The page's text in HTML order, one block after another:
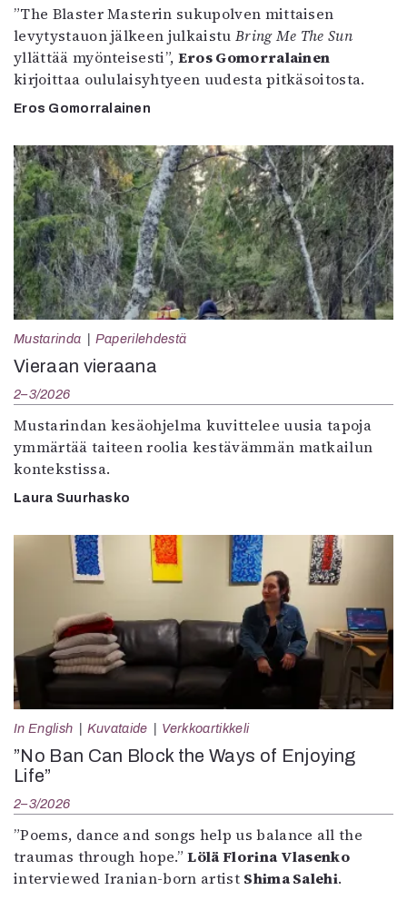
”The Blaster Masterin sukupolven mittaisen
levytystauon jälkeen julkaistu Bring Me The Sun
yllättää myönteisesti”, Eros Gomorralainen
kirjoittaa oululaisyhtyeen uudesta pitkäsoitosta.
Eros Gomorralainen
Mustarinda Paperilehdestä
Vieraan vieraana
2–3/2026
Mustarindan kesäohjelma kuvittelee uusia tapoja
ymmärtää taiteen roolia kestävämmän matkailun
kontekstissa.
Laura Suurhasko
In English Kuvataide Verkkoartikkeli
”No Ban Can Block the Ways of Enjoying
Life”
2–3/2026
”Poems, dance and songs help us balance all the
traumas through hope.”Lölä Florina Vlasenko
interviewed Iranian-born artist Shima Salehi.